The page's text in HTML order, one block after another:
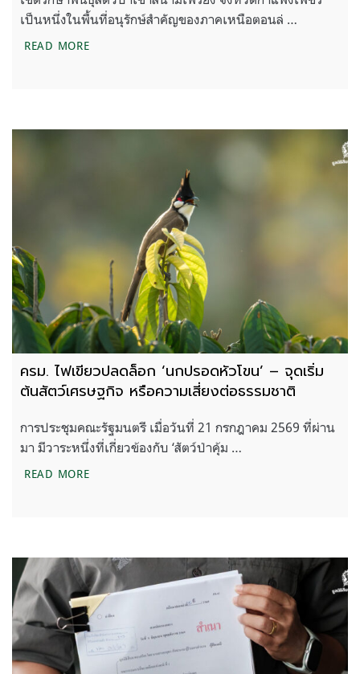
เป็นหนึ่งในพื้นที่อนุรักษ์สำคัญของภาคเหนือตอนล่ …
READ MOREเขาสนามเพรียง จากเกาะป่าใกล้เมือง สู่การคืนทางเดิ
ครม. ไฟเขียวปลดล็อก ‘นกปรอดหัวโขน’ – จุดเริ่ม
ต้นสัตว์เศรษฐกิจ หรือความเสี่ยงต่อธรรมชาติ
การประชุมคณะรัฐมนตรี เมื่อวันที่ 21 กรกฎาคม 2569 ที่ผ่าน
มา มีวาระหนึ่งที่เกี่ยวข้องกับ ‘สัตว์ป่าคุ้ม …
READ MOREครม. ไฟเขียวปลดล็อก ‘นกปรอดหัวโขน’ – จุดเริ่มต้